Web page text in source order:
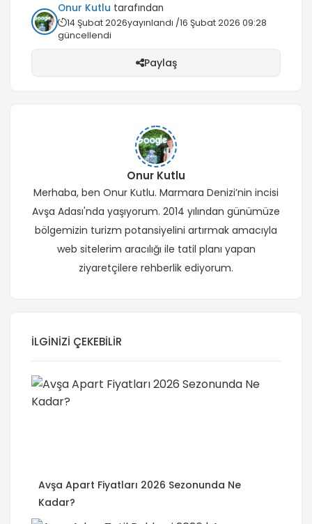
Onur Kutlu tarafından
14 Şubat 2026yayınlandı /16 Şubat 2026 09:28
güncellendi
Paylaş
Onur Kutlu
Merhaba, ben Onur Kutlu. Marmara Denizi’nin incisi
Avşa Adası'nda yaşıyorum. 2014 yılından günümüze
bölgemizin turizm potansiyelini artırmak amacıyla
web sitelerim aracılığı ile tatil planı yapan
ziyaretçilere rehberlik ediyorum.
İLGINIZI ÇEKEBILIR
Avşa Apart Fiyatları 2026 Sezonunda Ne
Kadar?